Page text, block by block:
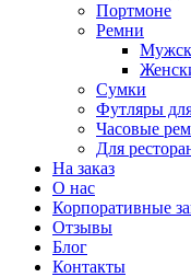
Портмоне
Ремни
Сумки
Футляры
Часовые
Для
На заказ
О нас
Корпоративные
Отзывы
Блог
Контакты